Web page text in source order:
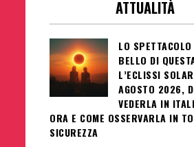
ATTUALITÀ
LO
BELLO DI
L’ECLISSI
AGOSTO 2026,
VEDERLA IN
ORA E COME OSSERVARLA IN
SICUREZZA